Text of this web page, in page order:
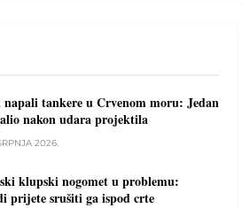
tankere u Crvenom moru: Jedan
nakon udara projektila
2026.
klupski nogomet u problemu:
prijete srušiti ga ispod crte